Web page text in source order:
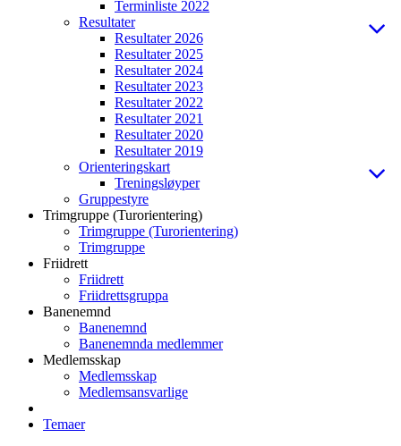
Terminliste 2022
Resultater
Resultater 2026
Resultater 2025
Resultater 2024
Resultater 2023
Resultater 2022
Resultater 2021
Resultater 2020
Resultater 2019
Orienteringskart
Treningsløyper
Gruppestyre
Trimgruppe (Turorientering)
Trimgruppe (Turorientering)
Trimgruppe
Friidrett
Friidrett
Friidrettsgruppa
Banenemnd
Banenemnd
Banenemnda medlemmer
Medlemsskap
Medlemsskap
Medlemsansvarlige
Temaer